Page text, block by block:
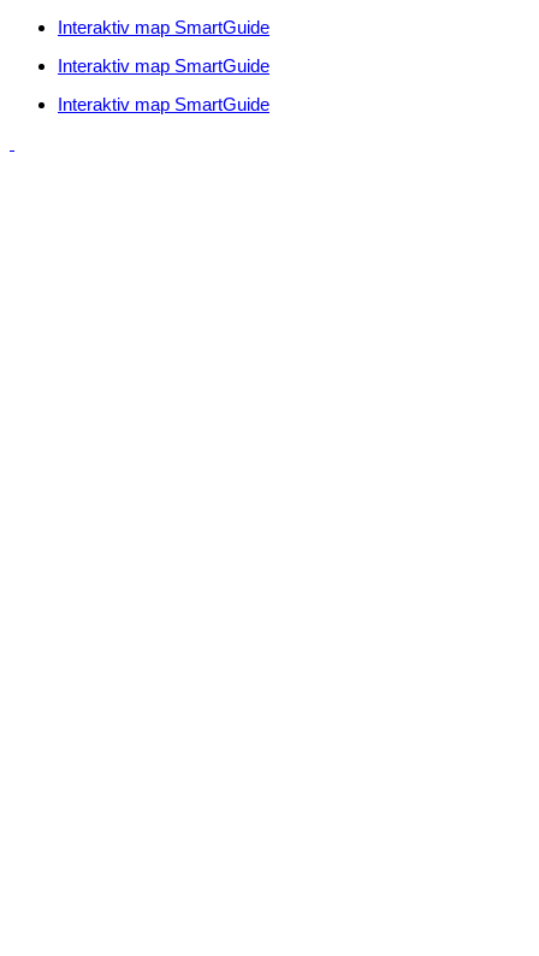
Interaktiv map SmartGuide
Interaktiv map SmartGuide
Interaktiv map SmartGuide